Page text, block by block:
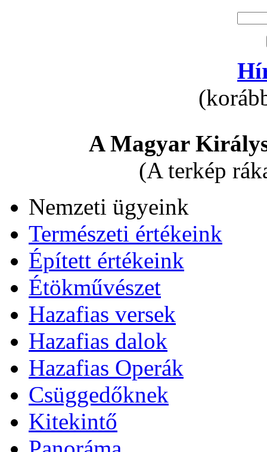
A Magyar
(A terkép
Nemzeti ügyeink
Természeti értékeink
Épített értékeink
Étökművészet
Hazafias versek
Hazafias dalok
Hazafias Operák
Csüggedőknek
Kitekintő